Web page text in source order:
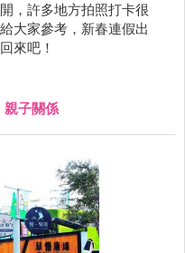
，許多地方拍照打卡很
大家參考，新春連假出
來吧！
親子關係